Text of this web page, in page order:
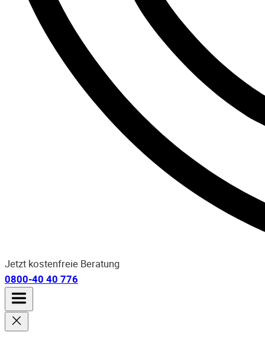
Jetzt kostenfreie Beratung
0800-40 40 776